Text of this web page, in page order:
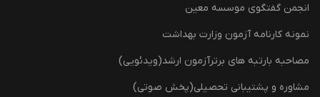
انجمن گفتگوی موسسه معین
نمونه کارنامه آزمون وزارت بهداشت
مصاحبه بارتبه های برترآزمون ارشد(ویدئویی)
مشاوره و پشتیبانی تحصیلی(پخش صوتی)